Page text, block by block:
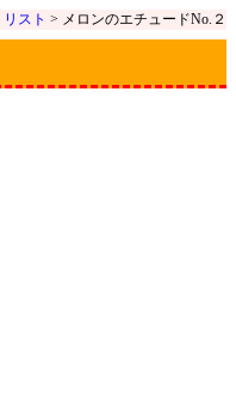
リスト > メロンのエチュードNo.２